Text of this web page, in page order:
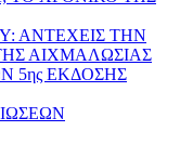
ΑΝΤΕΧΕΙΣ ΤΗΝ
ΑΙΧΜΑΛΩΣΙΑΣ
5ης ΕΚΔΟΣΗΣ